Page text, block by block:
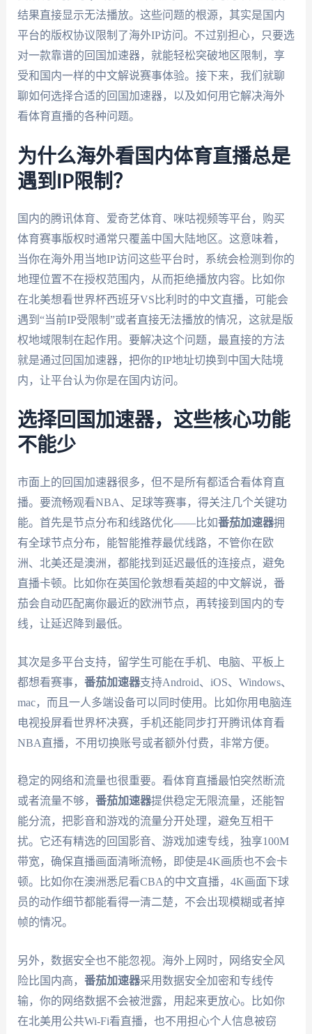
结果直接显示无法播放。这些问题的根源，其实是国内
平台的版权协议限制了海外IP访问。不过别担心，只要选
对一款靠谱的回国加速器，就能轻松突破地区限制，享
受和国内一样的中文解说赛事体验。接下来，我们就聊
聊如何选择合适的回国加速器，以及如何用它解决海外
看体育直播的各种问题。
为什么海外看国内体育直播总是
遇到IP限制？
国内的腾讯体育、爱奇艺体育、咪咕视频等平台，购买
体育赛事版权时通常只覆盖中国大陆地区。这意味着，
当你在海外用当地IP访问这些平台时，系统会检测到你的
地理位置不在授权范围内，从而拒绝播放内容。比如你
在北美想看世界杯西班牙VS比利时的中文直播，可能会
遇到“当前IP受限制”或者直接无法播放的情况，这就是版
权地域限制在起作用。要解决这个问题，最直接的方法
就是通过回国加速器，把你的IP地址切换到中国大陆境
内，让平台认为你是在国内访问。
选择回国加速器，这些核心功能
不能少
市面上的回国加速器很多，但不是所有都适合看体育直
播。要流畅观看NBA、足球等赛事，得关注几个关键功
能。首先是节点分布和线路优化——比如番茄加速器拥
有全球节点分布，能智能推荐最优线路，不管你在欧
洲、北美还是澳洲，都能找到延迟最低的连接点，避免
直播卡顿。比如你在英国伦敦想看英超的中文解说，番
茄会自动匹配离你最近的欧洲节点，再转接到国内的专
线，让延迟降到最低。
其次是多平台支持，留学生可能在手机、电脑、平板上
都想看赛事， 番茄加速器支持Android、iOS、Windows、
mac，而且一人多端设备可以同时使用。比如你用电脑连
电视投屏看世界杯决赛，手机还能同步打开腾讯体育看
NBA直播，不用切换账号或者额外付费，非常方便。
稳定的网络和流量也很重要。看体育直播最怕突然断流
或者流量不够， 番茄加速器提供稳定无限流量，还能智
能分流，把影音和游戏的流量分开处理，避免互相干
扰。它还有精选的回国影音、游戏加速专线，独享100M
带宽，确保直播画面清晰流畅，即使是4K画质也不会卡
顿。比如你在澳洲悉尼看CBA的中文直播，4K画面下球
员的动作细节都能看得一清二楚，不会出现模糊或者掉
帧的情况。
另外，数据安全也不能忽视。海外上网时，网络安全风
险比国内高， 番茄加速器采用数据安全加密和专线传
输，你的网络数据不会被泄露，用起来更放心。比如你
在北美用公共Wi-Fi看直播，也不用担心个人信息被窃